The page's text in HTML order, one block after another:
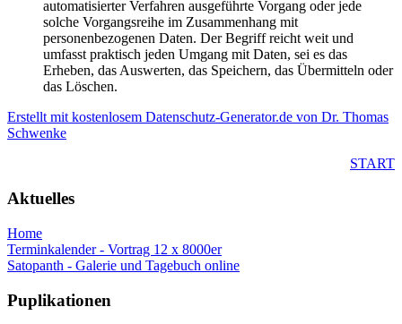
automatisierter Verfahren ausgeführte Vorgang oder jede
solche Vorgangsreihe im Zusammenhang mit
personenbezogenen Daten. Der Begriff reicht weit und
umfasst praktisch jeden Umgang mit Daten, sei es das
Erheben, das Auswerten, das Speichern, das Übermitteln oder
das Löschen.
Erstellt mit kostenlosem Datenschutz-Generator.de von Dr. Thomas
Schwenke
START
Aktuelles
Home
Terminkalender - Vortrag 12 x 8000er
Satopanth - Galerie und Tagebuch online
Puplikationen